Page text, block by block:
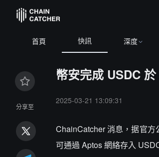
首頁 快訊 深度
分享至
幣安完成 USDC
2025-03-21 13:09:31
ChainCatcher 消息，据官
可通過 Aptos 網絡存入